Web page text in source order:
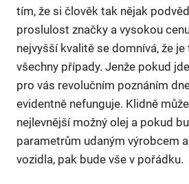
tím, že si člověk tak nějak
proslulost značky a vysokou
nejvyšší kvalitě se domnívá, že
všechny případy. Jenže pokud
pro vás revolučním poznáním
evidentně nefunguje. Klidně
nejlevnější možný olej a pokud
parametrům udaným výrobcem
vozidla, pak bude vše v pořádku.